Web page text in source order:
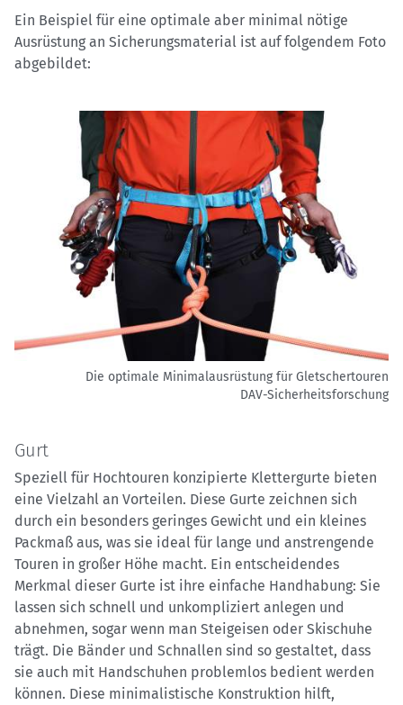
Ein Beispiel für eine optimale aber minimal nötige
Ausrüstung an Sicherungsmaterial ist auf folgendem Foto
abgebildet:
Die optimale Minimalausrüstung für Gletschertouren
DAV-Sicherheitsforschung
Gurt
Speziell für Hochtouren konzipierte Klettergurte bieten
eine Vielzahl an Vorteilen. Diese Gurte zeichnen sich
durch ein besonders geringes Gewicht und ein kleines
Packmaß aus, was sie ideal für lange und anstrengende
Touren in großer Höhe macht. Ein entscheidendes
Merkmal dieser Gurte ist ihre einfache Handhabung: Sie
lassen sich schnell und unkompliziert anlegen und
abnehmen, sogar wenn man Steigeisen oder Skischuhe
trägt. Die Bänder und Schnallen sind so gestaltet, dass
sie auch mit Handschuhen problemlos bedient werden
können. Diese minimalistische Konstruktion hilft,